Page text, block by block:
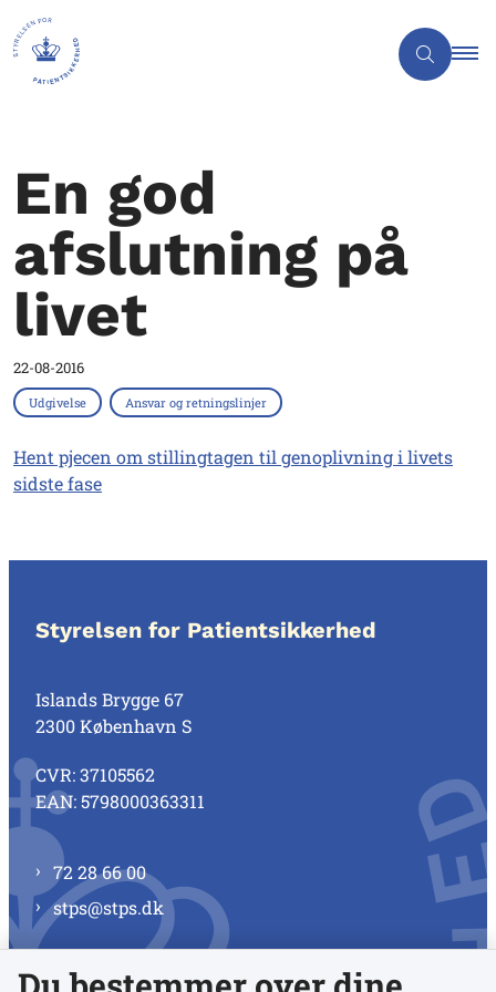
En god
afslutning på
livet
22-08-2016
Udgivelse Ansvar og retningslinjer
Hent pjecen om stillingtagen til genoplivning i livets
sidste fase
Styrelsen for Patientsikkerhed
Islands Brygge 67
2300 København S
CVR: 37105562
EAN: 5798000363311
72 28 66 00
stps@stps.dk